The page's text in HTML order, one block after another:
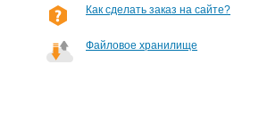
Как сделать заказ на сайте?
Файловое хранилище